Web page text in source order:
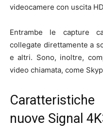
videocamere con uscita
Entrambe le capture
collegate direttamente a
e altri. Sono, inoltre,
video chiamata, come
nuove Signal